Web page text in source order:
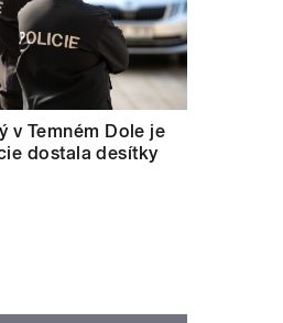
v Temném Dole je
dostala desítky